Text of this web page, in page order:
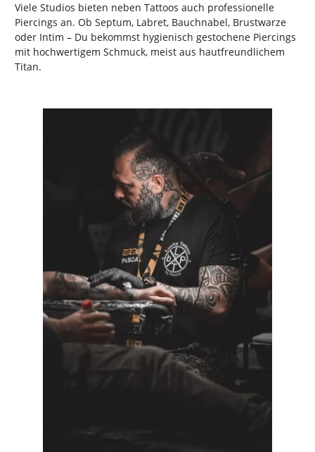
Viele Studios bieten neben Tattoos auch professionelle
Piercings an. Ob Septum, Labret, Bauchnabel, Brustwarze
oder Intim – Du bekommst hygienisch gestochene Piercings
mit hochwertigem Schmuck, meist aus hautfreundlichem
Titan.